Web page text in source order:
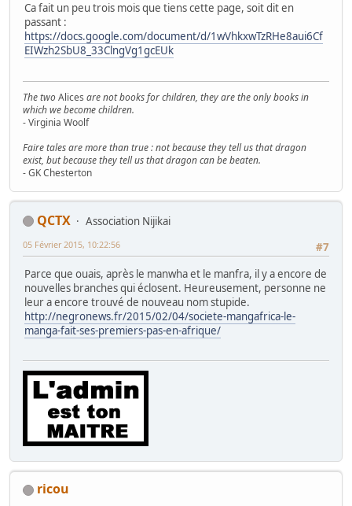
Ca fait un peu trois mois que tiens cette page, soit dit en
passant :
https://docs.google.com/document/d/1wVhkxwTzRHe8aui6Cf
EIWzh2SbU8_33ClngVg1gcEUk
The twoAlices are not books for children, they are the only books in
which we become children.
- Virginia Woolf
Faire tales are more than true : not because they tell us that dragon
exist, but because they tell us that dragon can be beaten.
- GK Chesterton
QCTX
Association Nijikai
#7
05 Février 2015, 10:22:56
Parce que ouais, après le manwha et le manfra, il y a encore de
nouvelles branches qui éclosent. Heureusement, personne ne
leur a encore trouvé de nouveau nom stupide.
http://negronews.fr/2015/02/04/societe-mangafrica-le-
manga-fait-ses-premiers-pas-en-afrique/
ricou